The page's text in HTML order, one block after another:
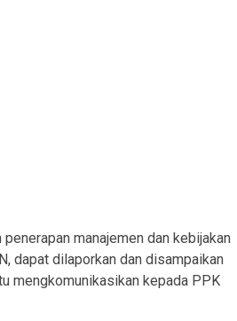
manajemen dan kebijakan
dapat dilaporkan dan disampaikan
mengkomunikasikan kepada PPK